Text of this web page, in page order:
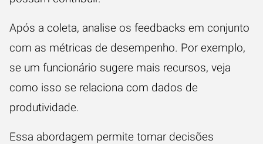
Após a coleta, analise os feedbacks em conjunto
com as métricas de desempenho. Por exemplo,
se um funcionário sugere mais recursos, veja
como isso se relaciona com dados de
produtividade.
Essa abordagem permite tomar decisões